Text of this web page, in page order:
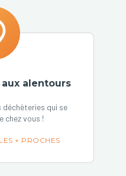
alentours
déchèteries qui se
chez vous !
+ PROCHES